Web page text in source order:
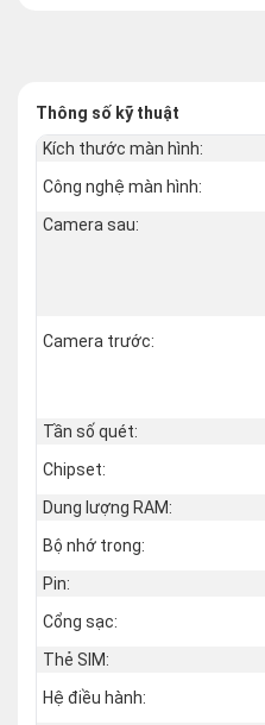
Thông số kỹ thuật
Kích thước màn hình:
Công nghệ màn hình:
Camera sau:
Camera trước:
Tần số quét:
Chipset:
Dung lượng RAM:
Bộ nhớ trong:
Pin:
Cổng sạc:
Thẻ SIM:
Hệ điều hành: